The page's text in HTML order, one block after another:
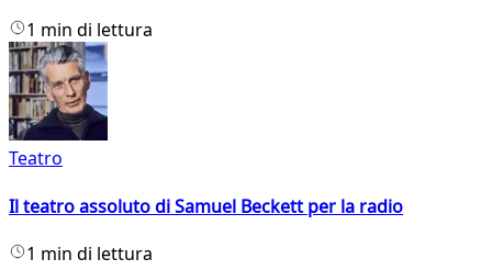
1 min di lettura
Teatro
Il teatro assoluto di Samuel Beckett per la radio
1 min di lettura